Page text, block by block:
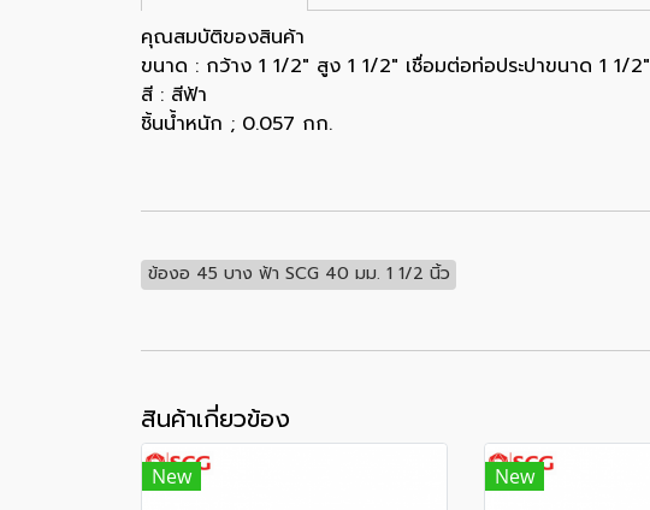
คุณสมบัติของสินค้า
ขนาด : กว้าง 1 1/2" สูง 1 1/2" เชื่อมต่อท่อประปาขนาด 1 1/2"
สี : สีฟ้า
ชิ้นน้ำหนัก ; 0.057 กก.
ข้องอ 45 บาง ฟ้า SCG 40 มม. 1 1/2 นิ้ว
สินค้าเกี่ยวข้อง
New New